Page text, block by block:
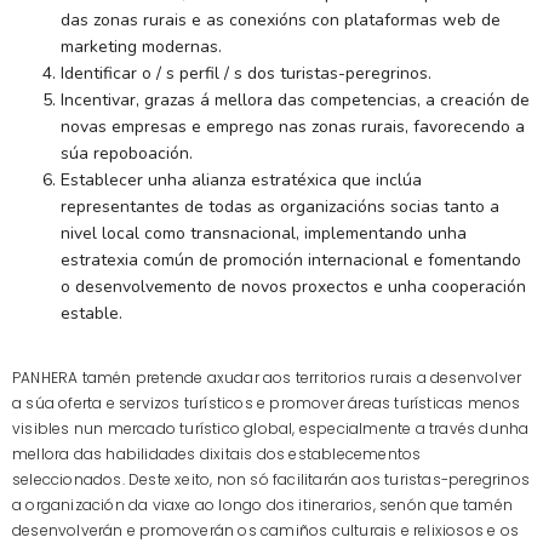
das zonas rurais e as conexións con plataformas web de
marketing modernas.
Identificar o / s perfil / s dos turistas-peregrinos.
Incentivar, grazas á mellora das competencias, a creación de
novas empresas e emprego nas zonas rurais, favorecendo a
súa repoboación.
Establecer unha alianza estratéxica que inclúa
representantes de todas as organizacións socias tanto a
nivel local como transnacional, implementando unha
estratexia común de promoción internacional e fomentando
o desenvolvemento de novos proxectos e unha cooperación
estable.
PANHERA tamén pretende axudar aos territorios rurais a desenvolver
a súa oferta e servizos turísticos e promover áreas turísticas menos
visibles nun mercado turístico global, especialmente a través dunha
mellora das habilidades dixitais dos establecementos
seleccionados. Deste xeito, non só facilitarán aos turistas-peregrinos
a organización da viaxe ao longo dos itinerarios, senón que tamén
desenvolverán e promoverán os camiños culturais e relixiosos e os